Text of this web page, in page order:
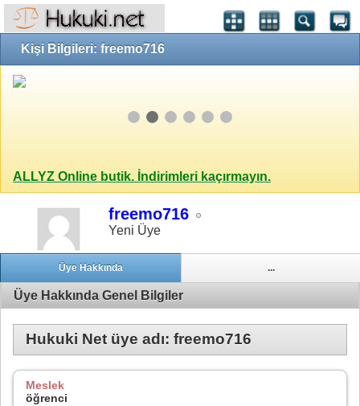
Kişi Bilgileri: freemo716
ALLYZ Online butik. İndirimleri kaçırmayın.
freemo716
Yeni Üye
Üye Hakkında ...
Üye Hakkında Genel Bilgiler
Hukuki Net üye adı: freemo716
Meslek
öğrenci